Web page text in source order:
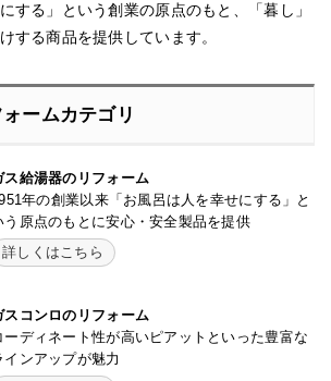
する」という創業の原点のもと、「暮し」
する商品を提供しています。
ームカテゴリ
ス給湯器のリフォーム
年の創業以来「お風呂は人を幸せにする」と
う原点のもとに安心・安全製品を提供
詳しくはこちら
スコンロのリフォーム
ーディネート性が高いピアットといった豊富な
インアップが魅力